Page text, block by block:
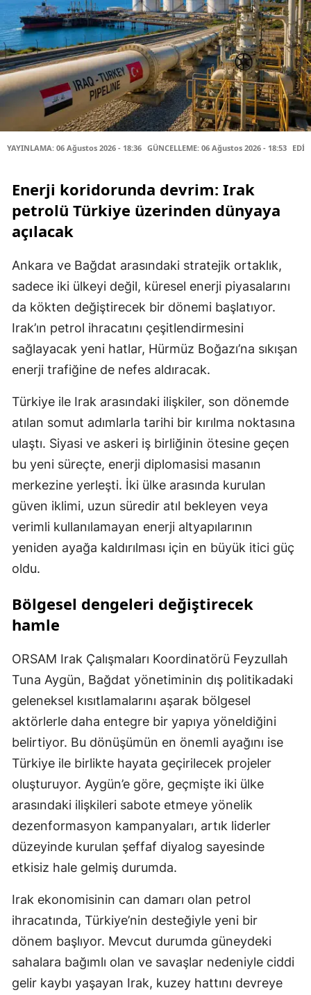
YAYINLAMA: 06 Ağustos 2026 - 18:36 GÜNCELLEME: 06 Ağustos 2026 - 18:53
Enerji koridorunda devrim: Irak
petrolü Türkiye üzerinden dünyaya
açılacak
Ankara ve Bağdat arasındaki stratejik ortaklık,
sadece iki ülkeyi değil, küresel enerji piyasalarını
da kökten değiştirecek bir dönemi başlatıyor.
Irak’ın petrol ihracatını çeşitlendirmesini
sağlayacak yeni hatlar, Hürmüz Boğazı’na sıkışan
enerji trafiğine de nefes aldıracak.
Türkiye ile Irak arasındaki ilişkiler, son dönemde
atılan somut adımlarla tarihi bir kırılma noktasına
ulaştı. Siyasi ve askeri iş birliğinin ötesine geçen
bu yeni süreçte, enerji diplomasisi masanın
merkezine yerleşti. İki ülke arasında kurulan
güven iklimi, uzun süredir atıl bekleyen veya
verimli kullanılamayan enerji altyapılarının
yeniden ayağa kaldırılması için en büyük itici güç
oldu.
Bölgesel dengeleri değiştirecek
hamle
ORSAM Irak Çalışmaları Koordinatörü Feyzullah
Tuna Aygün, Bağdat yönetiminin dış politikadaki
geleneksel kısıtlamalarını aşarak bölgesel
aktörlerle daha entegre bir yapıya yöneldiğini
belirtiyor. Bu dönüşümün en önemli ayağını ise
Türkiye ile birlikte hayata geçirilecek projeler
oluşturuyor. Aygün’e göre, geçmişte iki ülke
arasındaki ilişkileri sabote etmeye yönelik
dezenformasyon kampanyaları, artık liderler
düzeyinde kurulan şeffaf diyalog sayesinde
etkisiz hale gelmiş durumda.
Irak ekonomisinin can damarı olan petrol
ihracatında, Türkiye’nin desteğiyle yeni bir
dönem başlıyor. Mevcut durumda güneydeki
sahalara bağımlı olan ve savaşlar nedeniyle ciddi
gelir kaybı yaşayan Irak, kuzey hattını devreye